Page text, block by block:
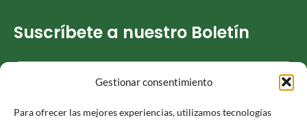
Gestionar consentimiento
Para ofrecer las mejores experiencias, utilizamos tecnologías
Suscríbete a nuestro Boletín